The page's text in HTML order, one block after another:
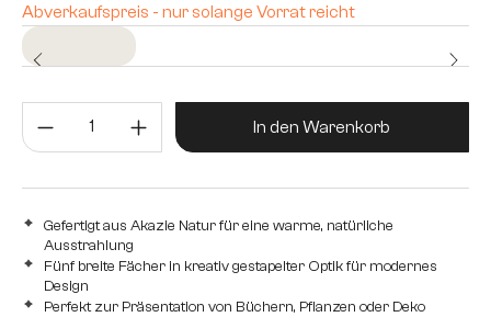
Abverkaufspreis - nur solange Vorrat reicht
Produkt Anzahl: Gib den
In den Warenkorb
Gefertigt aus Akazie Natur für eine warme, natürliche
Ausstrahlung
Fünf breite Fächer in kreativ gestapelter Optik für modernes
Design
Perfekt zur Präsentation von Büchern, Pflanzen oder Deko